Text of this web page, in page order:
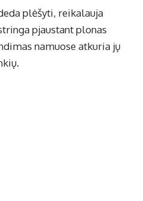
plėšyti, reikalauja
pjaustant plonas
namuose atkuria jų